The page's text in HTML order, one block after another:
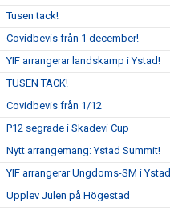
Tusen tack!
Covidbevis från 1 december!
YIF arrangerar landskamp i Ystad!
TUSEN TACK!
Covidbevis från 1/12
P12 segrade i Skadevi Cup
Nytt arrangemang: Ystad Summit!
YIF arrangerar Ungdoms-SM i Ystad
Upplev Julen på Högestad